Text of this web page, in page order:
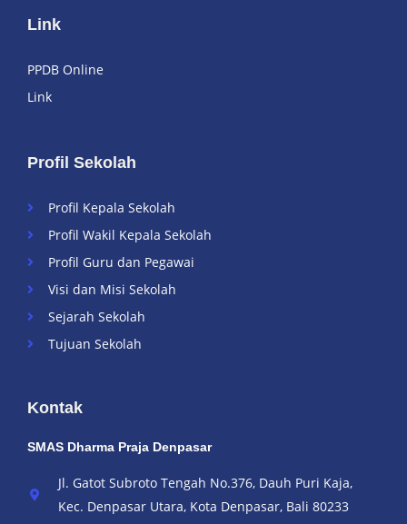
Kontak
SMAS Dharma Praja Denpasar
Jl. Gatot Subroto Tengah No.376, Dauh Puri Kaja,
Kec. Denpasar Utara, Kota Denpasar, Bali 80233
Profil Sekolah
Profil Kepala Sekolah
Profil Wakil Kepala Sekolah
Profil Guru dan Pegawai
Visi dan Misi Sekolah
Sejarah Sekolah
Tujuan Sekolah
Link
PPDB Online
Link